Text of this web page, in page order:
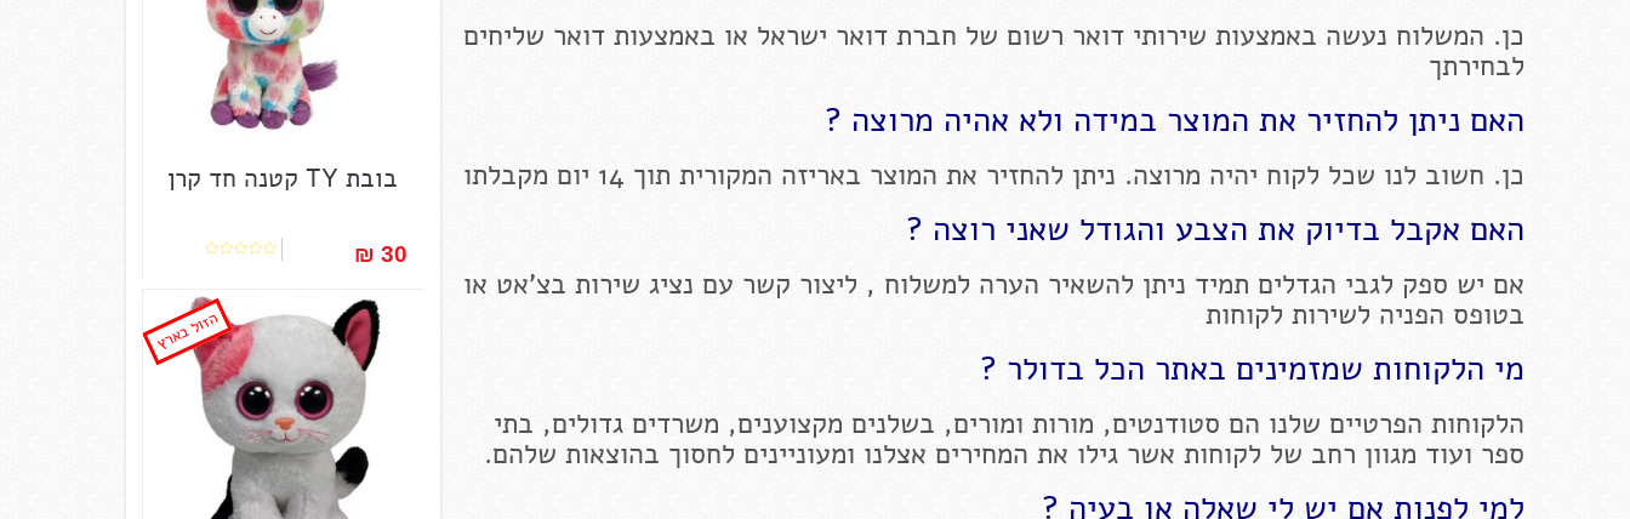
בובת TY קטנה חד קרן
30 ₪‎
הזול בארץ
כן. המשלוח נעשה באמצעות שירותי דואר רשום של חברת דואר ישראל או באמצעות דואר שליחים
לבחירתך
האם ניתן להחזיר את המוצר במידה ולא אהיה מרוצה ?
כן. חשוב לנו שכל לקוח יהיה מרוצה. ניתן להחזיר את המוצר באריזה המקורית תוך 14 יום מקבלתו
האם אקבל בדיוק את הצבע והגודל שאני רוצה ?
אם יש ספק לגבי הגדלים תמיד ניתן להשאיר הערה למשלוח , ליצור קשר עם נציג שירות בצ'אט או
בטופס הפניה לשירות לקוחות
מי הלקוחות שמזמינים באתר הכל בדולר ?
הלקוחות הפרטיים שלנו הם סטודנטים, מורות ומורים, בשלנים מקצוענים, משרדים גדולים, בתי
ספר ועוד מגוון רחב של לקוחות אשר גילו את המחירים אצלנו ומעוניינים לחסוך בהוצאות שלהם.
למי לפנות אם יש לי שאלה או בעיה ?